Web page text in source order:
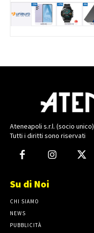
Ateneapoli s.r.l. (socio
Tutti i diritti sono riservati
Su di Noi
CHI SIAMO
NEWS
PUBBLICITÀ